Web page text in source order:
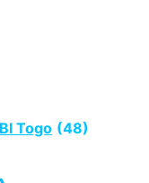
Togo (48)